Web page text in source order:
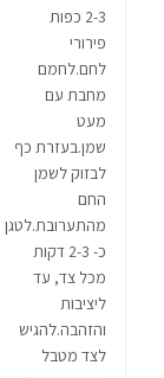
2-3 כפות
פירורי
לחם.לחמם
מחבת עם
מעט
שמן.בעזרת כף
לבזוק לשמן
החם
מהתערובת.לטגן
כ- 2-3 דקות
מכל צד, עד
ליציבות
והזהבה.להגיש
לצד מטבל